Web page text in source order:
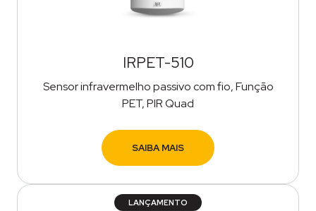
IRPET-510
Sensor infravermelho passivo com fio, Função
PET, PIR Quad
SAIBA MAIS
LANÇAMENTO